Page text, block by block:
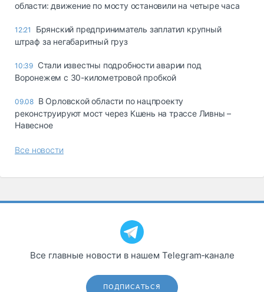
области: движение по мосту остановили на четыре часа
12:21
Брянский предприниматель заплатил крупный
штраф за негабаритный груз
10:39 Стали известны подробности аварии под
Воронежем с 30-километровой пробкой
09.08 В Орловской области по нацпроекту
реконструируют мост через Кшень на трассе Ливны –
Навесное
Все новости
Все главные новости в нашем Telegram‑канале
ПОДПИСАТЬСЯ